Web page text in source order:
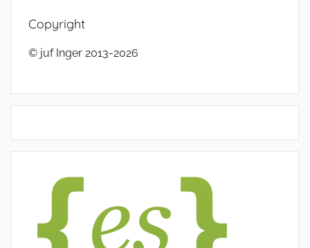
Copyright
© juf Inger 2013-2026